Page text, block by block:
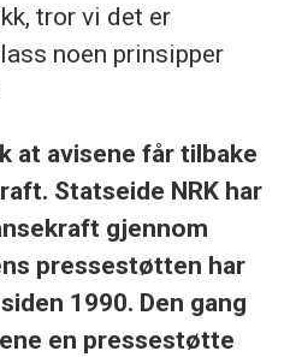
tror vi det er
noen prinsipper
at avisene får tilbake
Statseide NRK har
gjennom
pressestøtten har
1990. Den gang
en pressestøtte